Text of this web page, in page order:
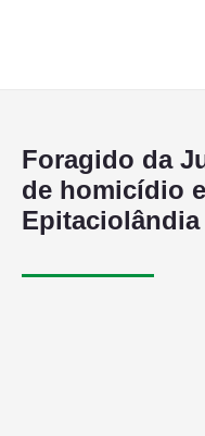
Foragido da
de homicídio
Epitaciolândia